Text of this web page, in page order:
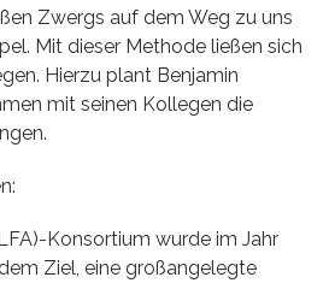
Zwergs auf dem Weg zu uns
Mit dieser Methode ließen sich
Hierzu plant Benjamin
mit seinen Kollegen die
Konsortium wurde im Jahr
Ziel, eine großangelegte